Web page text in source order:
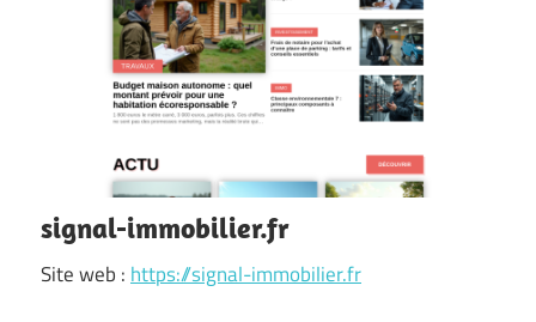
signal-immobilier.fr
Site web : https://signal-immobilier.fr